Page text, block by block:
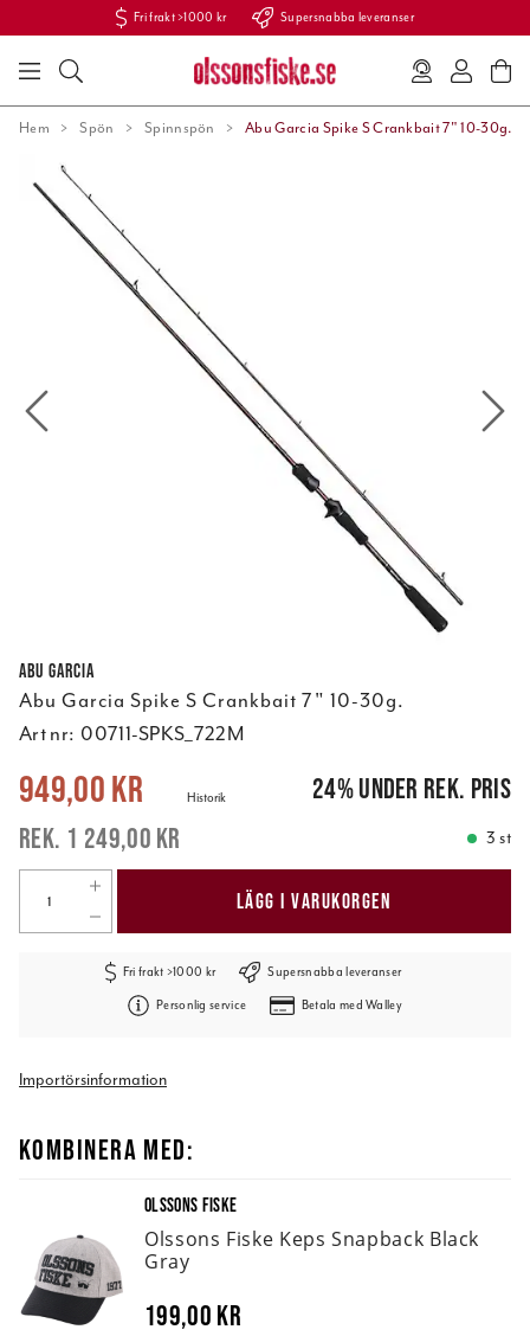
Fri frakt >1000 kr Supersnabba leveranser
Hem Spön Spinnspön Abu Garcia Spike S Crankbait 7" 10-30g.
Abu Garcia
Abu Garcia Spike S Crankbait 7" 10-30g.
Art nr: 00711-SPKS_722M
Nuvarande pris:949,00 kr 1 249,00 kr
949,00 kr
1 249,00 kr
Historik 24%under rek. pris
3 st
LÄGG I VARUKORGEN
Fri frakt >1000 kr Supersnabba leveranser
Personlig service Betala med Walley
Importörsinformation
KOMBINERA MED:
OLSSONS FISKE
Olssons Fiske Keps Snapback Black
Gray
199,00 kr